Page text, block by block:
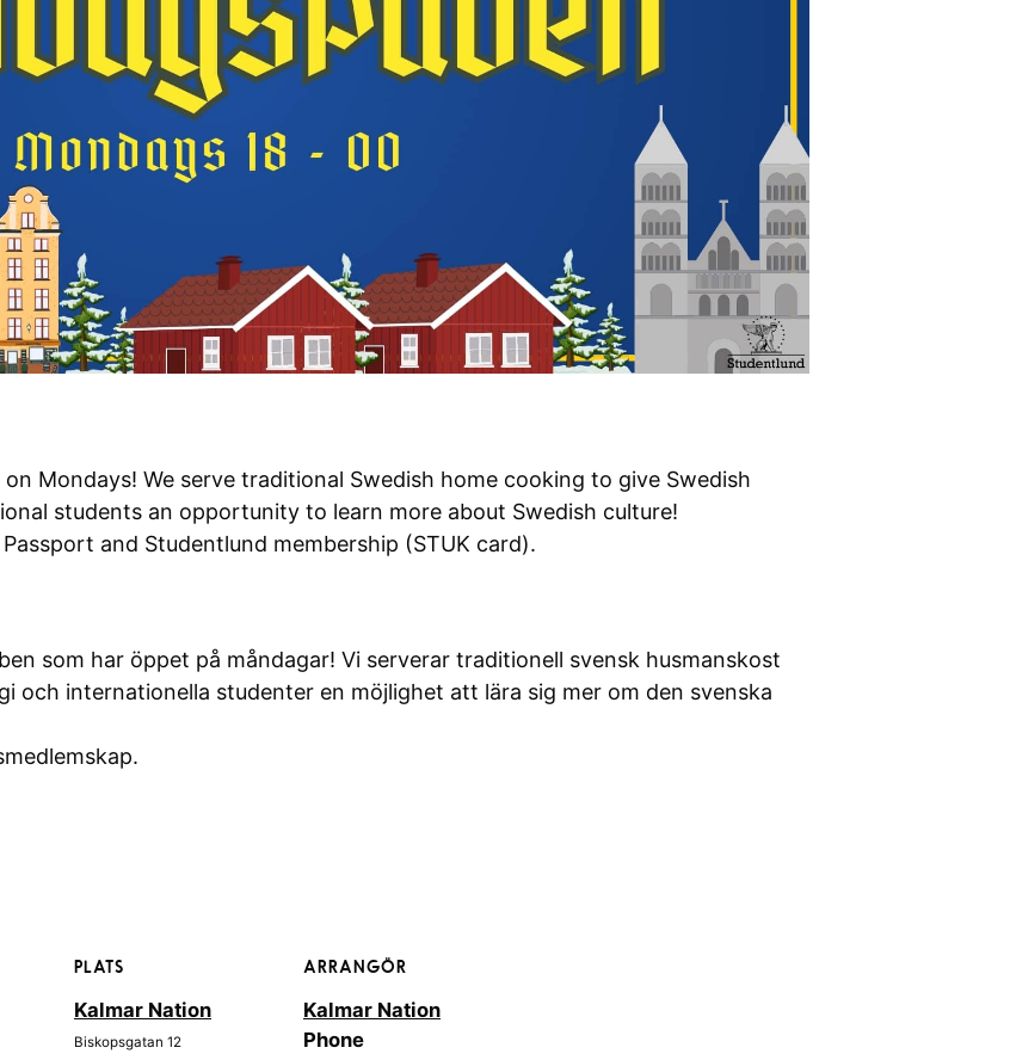
Mondays! We serve traditional Swedish home cooking to give Swedish
students an opportunity to learn more about Swedish culture!
and Studentlund membership (STUK card).
som har öppet på måndagar! Vi serverar traditionell svensk husmanskost
och internationella studenter en möjlighet att lära sig mer om den svenska
PLATS
Kalmar Nation
Biskopsgatan 12
ARRANGÖR
Kalmar Nation
Phone